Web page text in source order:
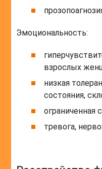
Эмоциональность:
взрослых
низкая
состояния,
ограниченная
тревога,